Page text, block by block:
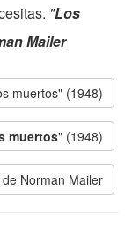
"Los
Mailer
muertos" (1948)
muertos" (1948)
Norman Mailer